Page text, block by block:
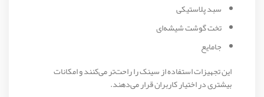
سبد پلاستیکی
تخت گوشت شیشه‌ای
جامایع
این تجهیزات استفاده از سینک را راحت‌تر می‌کنند و امکانات
بیشتری در اختیار کاربران قرار می‌دهند.